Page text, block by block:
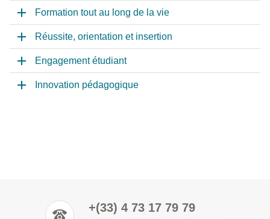
Formation tout au long de la vie
Réussite, orientation et insertion
Engagement étudiant
Innovation pédagogique
+(33) 4 73 17 79 79